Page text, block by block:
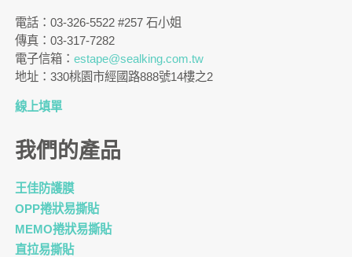
電話：03-326-5522 #257 石小姐
傳真：03-317-7282
電子信箱：estape@sealking.com.tw
地址：330桃園市經國路888號14樓之2
線上填單
我們的產品
王佳防護膜
OPP捲狀易撕貼
MEMO捲狀易撕貼
直拉易撕貼